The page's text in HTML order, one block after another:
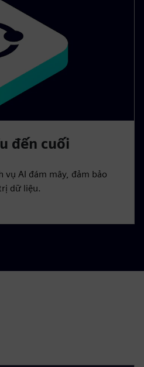
đến cuối
vụ AI đám mây, đảm bảo
dữ liệu.